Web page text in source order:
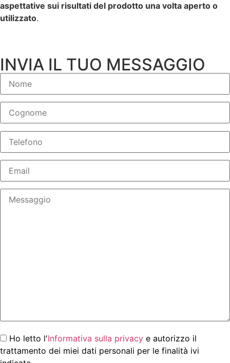
aspettative sui risultati del prodotto una volta aperto o
utilizzato.
INVIA IL TUO MESSAGGIO
Ho letto l'Informativa sulla privacy e autorizzo il
trattamento dei miei dati personali per le finalità ivi